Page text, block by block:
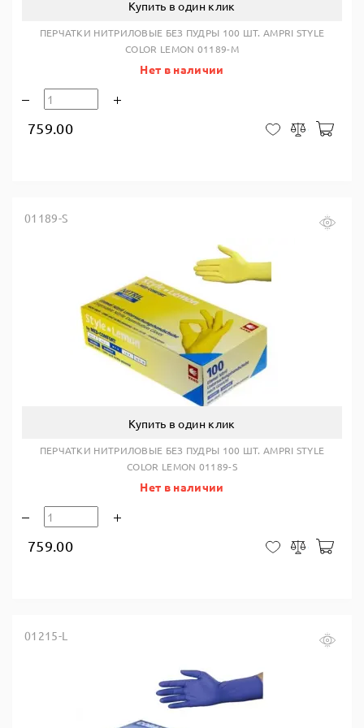
Купить в один клик
ПЕРЧАТКИ НИТРИЛОВЫЕ БЕЗ ПУДРЫ 100 ШТ. AMPRI STYLE
COLOR LEMON 01189-M
Нет в наличии
759.00 В закладки
Сравнить
01189-S
Купить в один клик
ПЕРЧАТКИ НИТРИЛОВЫЕ БЕЗ ПУДРЫ 100 ШТ. AMPRI STYLE
COLOR LEMON 01189-S
Нет в наличии
759.00 В закладки
Сравнить
01215-L